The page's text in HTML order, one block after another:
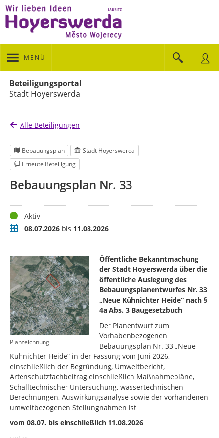
MENÜ
Beteiligungsportal
Stadt Hoyerswerda
Alle Beteiligungen
Bebauungsplan
Stadt Hoyerswerda
Erneute Beteiligung
Bebauungsplan Nr. 33
StatusAktiv
Zeitraum08.07.2026 bis 11.08.2026
Planzeichnung
Öffentliche Bekanntmachung
der Stadt Hoyerswerda über die
öffentliche Auslegung des
Bebauungsplanentwurfes Nr. 33
„Neue Kühnichter Heide“ nach §
4a Abs. 3 Baugesetzbuch
Der Planentwurf zum
Vorhabenbezogenen
Bebauungsplan Nr. 33 „Neue
Kühnichter Heide“ in der Fassung vom Juni 2026,
einschließlich der Begründung, Umweltbericht,
Artenschutzfachbeitrag einschließlich Maßnahmepläne,
Schalltechnischer Untersuchung, wassertechnischen
Berechnungen, Auswirkungsanalyse sowie der vorhandenen
umweltbezogenen Stellungnahmen ist
vom 08.07. bis einschließlich 11.08.2026